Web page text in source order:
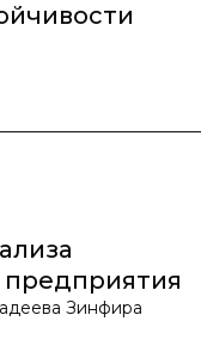
предприятия
Зинфира